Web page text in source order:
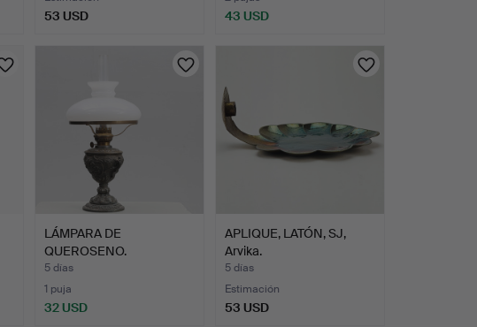
53 USD 43 USD
LÁMPARA DE
QUEROSENO.
5 días
1 puja
32 USD
APLIQUE, LATÓN, SJ,
Arvika.
5 días
Estimación
53 USD